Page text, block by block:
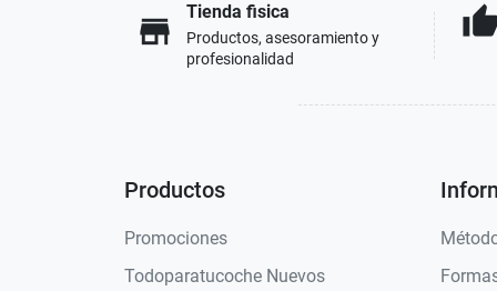
store
Tienda fisica
Productos, asesoramiento y
profesionalidad
Productos
Promociones
Todoparatucoche Nuevos